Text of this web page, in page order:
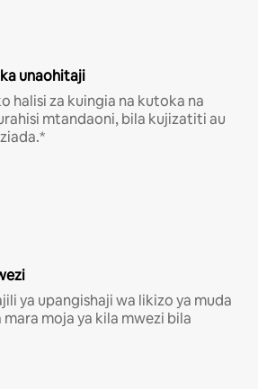
unaohitaji
halisi za kuingia na kutoka na
mtandaoni, bila kujizatiti au
ya upangishaji wa likizo ya muda
moja ya kila mwezi bila